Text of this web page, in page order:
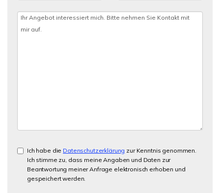
Ich habe die Datenschutzerklärung zur Kenntnis genommen.
Ich stimme zu, dass meine Angaben und Daten zur
Beantwortung meiner Anfrage elektronisch erhoben und
gespeichert werden.